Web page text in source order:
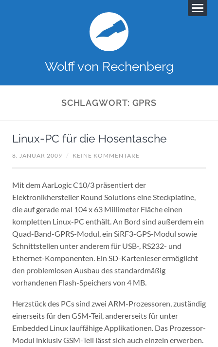
Wolff von Rechenberg
SCHLAGWORT: GPRS
Linux-PC für die Hosentasche
8. JANUAR 2009 / KEINE KOMMENTARE
Mit dem AarLogic C10/3 präsentiert der
Elektronikhersteller Round Solutions eine Steckplatine,
die auf gerade mal 104 x 63 Millimeter Fläche einen
kompletten Linux-PC enthält. An Bord sind außerdem ein
Quad-Band-GPRS-Modul, ein SiRF3-GPS-Modul sowie
Schnittstellen unter anderem für USB-, RS232- und
Ethernet-Komponenten. Ein SD-Kartenleser ermöglicht
den problemlosen Ausbau des standardmäßig
vorhandenen Flash-Speichers von 4 MB.
Herzstück des PCs sind zwei ARM-Prozessoren, zuständig
einerseits für den GSM-Teil, andererseits für unter
Embedded Linux lauffähige Applikationen. Das Prozessor-
Modul inklusiv GSM-Teil lässt sich auch einzeln erwerben.